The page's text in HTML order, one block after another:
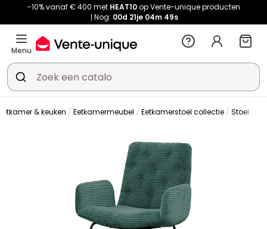
-10% vanaf € 400 met HEAT10op Vente-unique producten
Nog: 00d 21je 04m 48s
Menu
& keuken Eetkamermeubel Eetkamerstoel collectie Stoel